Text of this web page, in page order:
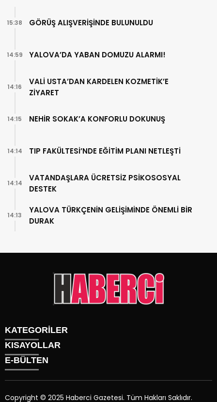
GÖRÜŞ ALIŞVERİŞİNDE BULUNULDU
15:38
YALOVA’DA YABAN DOMUZU ALARMI!
14:59
VALİ USTA’DAN KARDELEN KOZMETİK’E
ZİYARET
14:16
NEHİR SOKAK’A KONFORLU DOKUNUŞ
14:15
TIP FAKÜLTESİ’NDE EĞİTİM PLANI NETLEŞTİ
14:14
VATANDAŞLARA ÜCRETSİZ PSİKOSOSYAL
DESTEK
14:14
YALOVA TÜRKÇENİN GELİŞİMİNDE ÖNEMLİ BİR
DURAK
14:13
KATEGORİLER
Gündem
Siyaset
Sağlık
KISAYOLLAR
Künye
Üyelik
E-BÜLTEN
Copyright © 2025 Haberci Gazetesi. Tüm Hakları Saklıdır.